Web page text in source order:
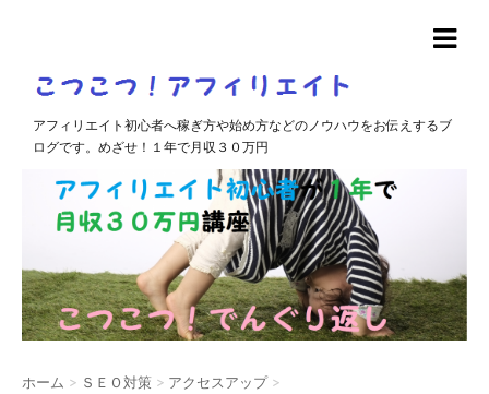
アフィリエイト初心者へ稼ぎ方や始め方などのノウハウをお伝えするブ
ログです。めざせ！１年で月収３０万円
ホーム > ＳＥＯ対策 > アクセスアップ >